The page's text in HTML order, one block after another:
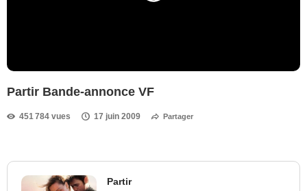
Partir Bande-annonce VF
451 784 vues 17 juin 2009 Partager
Partir